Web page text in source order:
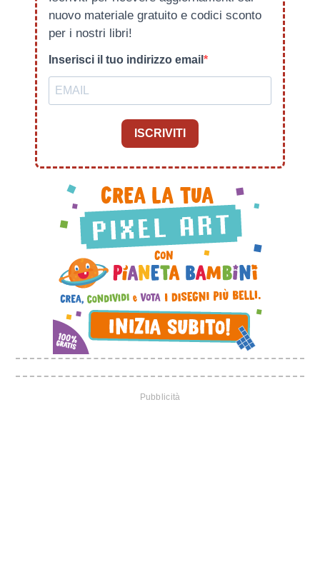
nuovo materiale gratuito e codici sconto
per i nostri libri!
Inserisci il tuo indirizzo email
ISCRIVITI